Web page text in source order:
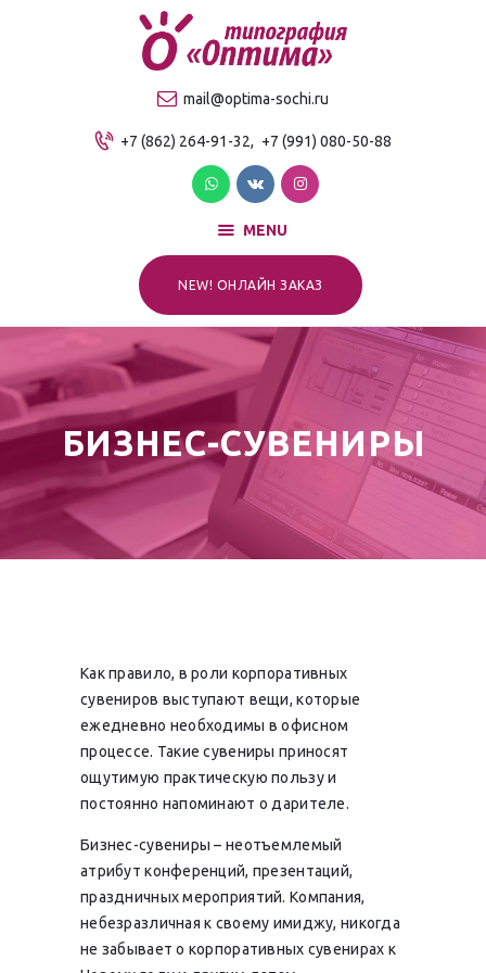
mail@optima-sochi.ru
+7 (862) 264-91-32, +7 (991) 080-50-88
MENU
NEW! ОНЛАЙН ЗАКАЗ
БИЗНЕС-СУВЕНИРЫ
Качественная типография в Сочи
О компании
Продукция
Услуги
Прайс-лист
Для клиентов
Как правило, в роли корпоративных
сувениров выступают вещи, которые
ежедневно необходимы в офисном
процессе. Такие сувениры приносят
ощутимую практическую пользу и
постоянно напоминают о дарителе.
Бизнес-сувениры – неотъемлемый
атрибут конференций, презентаций,
праздничных мероприятий. Компания,
небезразличная к своему имиджу, никогда
не забывает о корпоративных сувенирах к